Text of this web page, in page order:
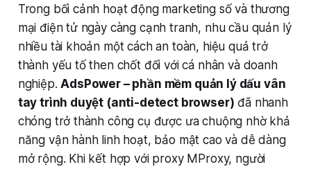
Trong bối cảnh hoạt động marketing số và thương
mại điện tử ngày càng cạnh tranh, nhu cầu quản lý
nhiều tài khoản một cách an toàn, hiệu quả trở
thành yếu tố then chốt đối với cá nhân và doanh
nghiệp.AdsPower – phần mềm quản lý dấu vân
tay trình duyệt (anti-detect browser) đã nhanh
chóng trở thành công cụ được ưa chuộng nhờ khả
năng vận hành linh hoạt, bảo mật cao và dễ dàng
mở rộng. Khi kết hợp với proxy MProxy, người